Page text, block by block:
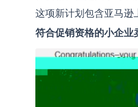
这项新计划包含亚马逊
符合促销资格的小企业